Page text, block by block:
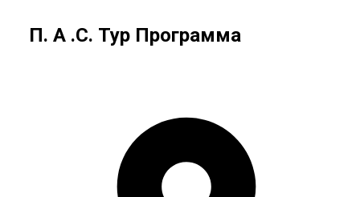
П. А .С. Тур Программа